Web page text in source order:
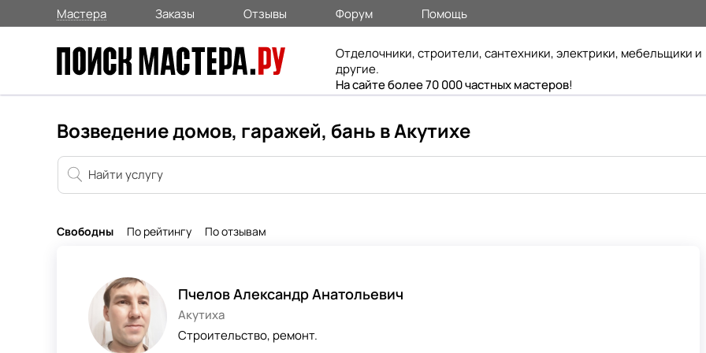
Мастера Заказы Отзывы Форум Помощь
Отделочники, строители, сантехники, электрики, мебельщики и
другие.
На сайте более 70 000 частных мастеров!
Возведение домов, гаражей, бань в Акутихе
Свободны По рейтингу По отзывам
Пчелов Александр Анатольевич
Акутиха
Строительство, ремонт.